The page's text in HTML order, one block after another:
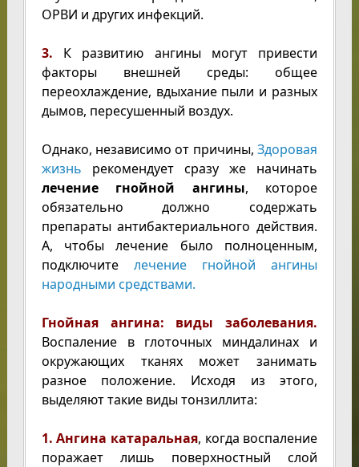
ОРВИ и других инфекций.
3.
К развитию ангины могут привести
факторы внешней среды: общее
переохлаждение, вдыхание пыли и разных
дымов, пересушенный воздух.
Однако, независимо от причины,Здоровая
жизнь рекомендует сразу же начинать
лечение гнойной ангины, которое
обязательно должно содержать
препараты антибактериального действия.
А, чтобы лечение было полноценным,
подключите лечение гнойной ангины
народными средствами.
Гнойная ангина: виды заболевания.
Воспаление в глоточных миндалинах и
окружающих тканях может занимать
разное положение. Исходя из этого,
выделяют такие виды тонзиллита:
1. Ангина катаральная, когда воспаление
поражает лишь поверхностный слой